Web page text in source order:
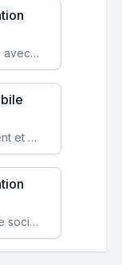
Faites évoluer votre business avec des solutions logicielles personnalisées, parfaitement adaptées à vos besoins spécifiques.
Augmentez l’engagement client et simplifiez vos processus avec une application mobile sur mesure, disponible sur iOS et Android.
Améliorez l'efficacité de votre société avec une application web personnalisée accessible partout et tout le temps.